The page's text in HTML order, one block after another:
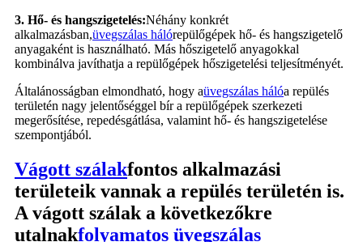
3. Hő- és hangszigetelés:Néhány konkrét
alkalmazásban,üvegszálas hálórepülőgépek hő- és hangszigetelő
anyagaként is használható. Más hőszigetelő anyagokkal
kombinálva javíthatja a repülőgépek hőszigetelési teljesítményét.
Általánosságban elmondható, hogy aüvegszálas hálóa repülés
területén nagy jelentőséggel bír a repülőgépek szerkezeti
megerősítése, repedésgátlása, valamint hő- és hangszigetelése
szempontjából.
Vágott szálakfontos alkalmazási
területeik vannak a repülés területén is.
A vágott szálak a következőkre
utalnakfolyamatos üvegszálas